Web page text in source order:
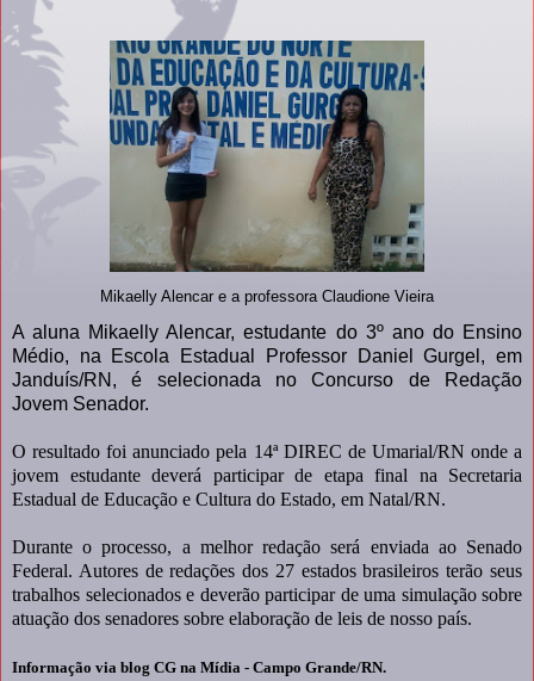
Mikaelly Alencar e a professora Claudione Vieira
A aluna Mikaelly Alencar, estudante do 3º ano do Ensino
Médio, na Escola Estadual Professor Daniel Gurgel, em
Janduís/RN, é selecionada no Concurso de Redação
Jovem Senador.
O resultado foi anunciado pela 14ª DIREC de Umarial/RN onde a
jovem estudante deverá participar de etapa final na Secretaria
Estadual de Educação e Cultura do Estado, em Natal/RN.
Durante o processo, a melhor redação será enviada ao Senado
Federal. Autores de redações dos 27 estados brasileiros terão seus
trabalhos selecionados e deverão participar de uma simulação sobre
atuação dos senadores sobre elaboração de leis de nosso país.
Informação via blog CG na Mídia - Campo Grande/RN.